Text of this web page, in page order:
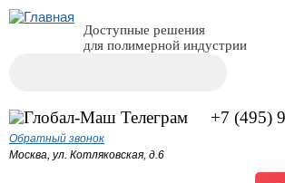
Доступные решения
для полимерной индустрии
+7 (495)
Обратный звонок
Москва, ул. Котляковская, д.6